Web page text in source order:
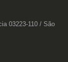
03223-110 / São